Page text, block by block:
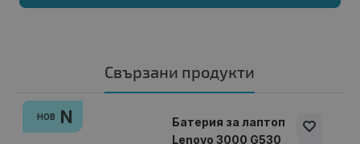
Свързани продукти
НОВ N
Батерия за лаптоп
Lenovo 3000 G530